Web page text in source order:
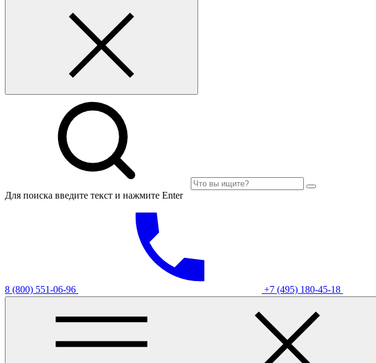
Для поиска введите текст и нажмите Enter
8 (800) 551-06-96 +7 (495) 180-45-18